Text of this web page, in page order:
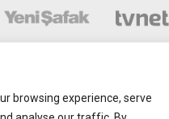
browsing experience, serve